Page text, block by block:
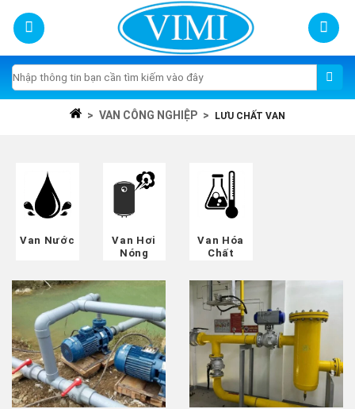
content
Tìm
kiếm:
> VAN CÔNG NGHIỆP > LƯU CHẤT VAN
Van Nước
Van Hơi
Nóng
Van Hóa
Chất